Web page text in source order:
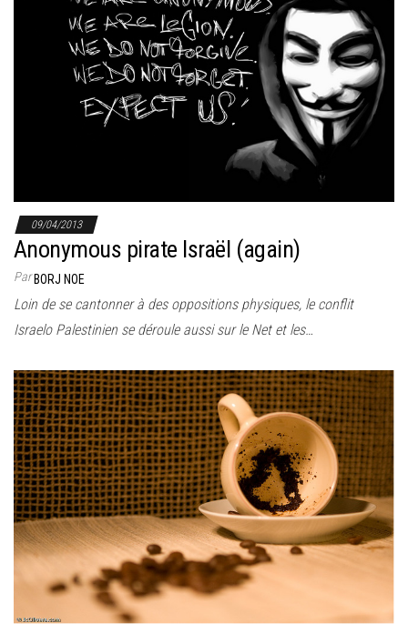
09/04/2013
Anonymous pirate Israël (again)
ParBORJ NOE
Loin de se cantonner à des oppositions physiques, le conflit
Israelo Palestinien se déroule aussi sur le Net et les…